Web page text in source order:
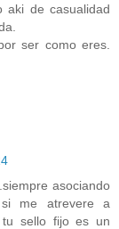
aki de casualidad
ser como eres.
asociando
me atrevere a
tu sello fijo es un